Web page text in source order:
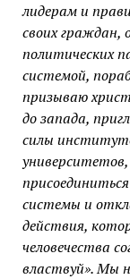
лидерам и
своих граждан,
политических
системой,
призываю
до запада,
силы
системы и
действия,
человечества
властвуй». Мы